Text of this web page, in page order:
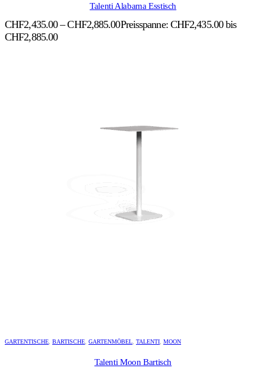
Talenti Alabama Esstisch
CHF2,435.00 –CHF2,885.00Preisspanne: CHF2,435.00 bis
CHF2,885.00
GARTENTISCHE, BARTISCHE, GARTENMÖBEL, TALENTI, MOON
Talenti Moon Bartisch